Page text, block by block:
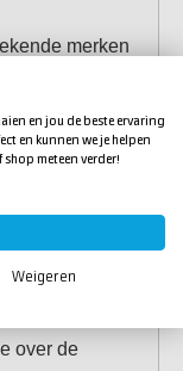
merken
poets- en
boot
over de
en jou de beste ervaring
en kunnen we je helpen
meteen verder!
Weigeren